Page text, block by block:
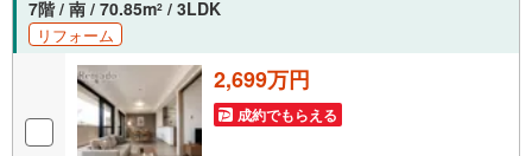
7階 / 南 / 70.85m2 / 3LDK
リフォーム
2,699万円
成約でもらえる